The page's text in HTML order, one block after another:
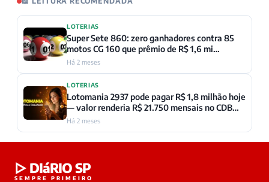
LOTERIAS
Super Sete 860: zero ganhadores contra 85
motos CG 160 que prêmio de R$ 1,6 mi
compraria
Há 2 meses
LOTERIAS
Lotomania 2937 pode pagar R$ 1,8 milhão hoje
— valor renderia R$ 21.750 mensais no CDB
segundo BCB
Há 2 meses
▷ DIáRIO SP
SEMPRE PRIMEIRO